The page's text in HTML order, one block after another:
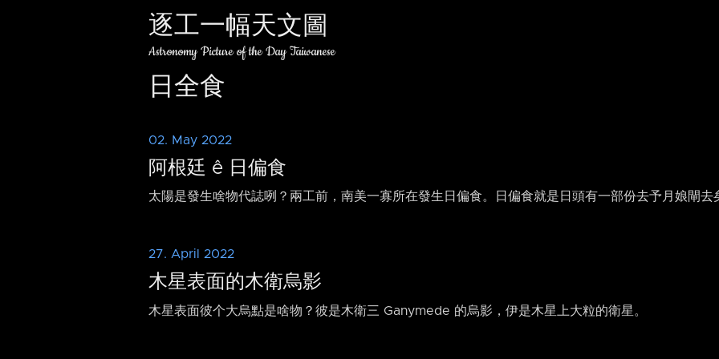
逐工一幅天文圖
Astronomy Picture of the Day Taiwanese
日全食
02. May 2022
阿根廷 ê 日偏食
太陽是發生啥物代誌咧？兩工前，南美一寡所在發生日偏食。日偏食就是日頭有一部份去予月娘閘去
27. April 2022
木星表面的木衛烏影
木星表面彼个大烏點是啥物？彼是木衛三 Ganymede 的烏影，伊是木星上大粒的衛星。